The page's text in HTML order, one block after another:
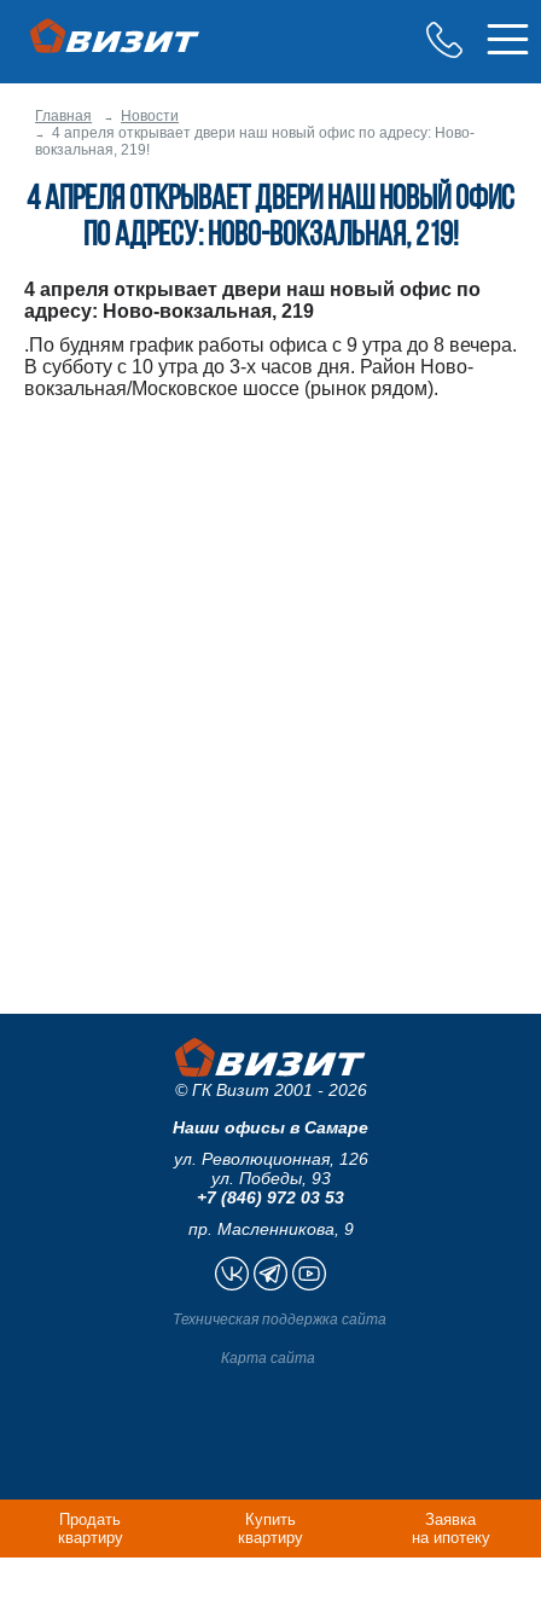
Главная
Новости
4 апреля открывает двери наш новый офис по адресу: Ново-
вокзальная, 219!
4 апреля открывает двери наш новый офис
по адресу: Ново-вокзальная, 219!
4 апреля открывает двери наш новый офис по
адресу: Ново-вокзальная, 219
.По будням график работы офиса с 9 утра до 8 вечера.
В субботу с 10 утра до 3-х часов дня. Район Ново-
вокзальная/Московское шоссе (рынок рядом).
Продать
квартиру
Купить
квартиру
Заявка
на ипотеку
© ГК Визит 2001 - 2026
Наши офисы в Самаре
ул. Революционная, 126
ул. Победы, 93
+7 (846) 972 03 53
пр. Масленникова, 9
Техническая поддержка сайта
Карта сайта